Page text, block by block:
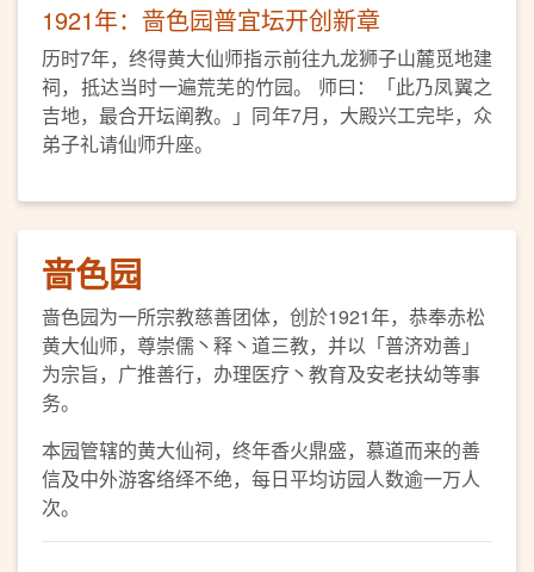
1921年：啬色园普宜坛开创新章
历时7年，终得黄大仙师指示前往九龙狮子山麓觅地建
祠，抵达当时一遍荒芜的竹园。 师曰：「此乃凤翼之
吉地，最合开坛阐教。」同年7月，大殿兴工完毕，众
弟子礼请仙师升座。
啬色园
啬色园为一所宗教慈善团体，创於1921年，恭奉赤松
黄大仙师，尊崇儒丶释丶道三教，并以「普济劝善」
为宗旨，广推善行，办理医疗丶教育及安老扶幼等事
务。
本园管辖的黄大仙祠，终年香火鼎盛，慕道而来的善
信及中外游客络绎不绝，每日平均访园人数逾一万人
次。